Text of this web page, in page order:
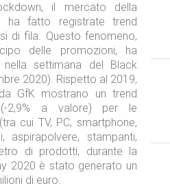
il mercato della
ha fatto registrate trend
di fila. Questo fenomeno,
delle promozioni, ha
settimana del Black
2020). Rispetto al 2019,
GfK mostrano un trend
(-2,9% a valore) per le
cui TV, PC, smartphone,
aspirapolvere, stampanti,
di prodotti, durante la
2020 è stato generato un
di euro.